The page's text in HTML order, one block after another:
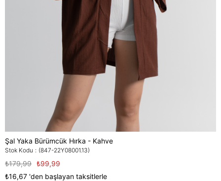
Şal Yaka Bürümcük Hırka - Kahve
Stok Kodu (847-22Y08001.13)
₺179,99 ₺99,99
₺16,67 'den başlayan taksitlerle